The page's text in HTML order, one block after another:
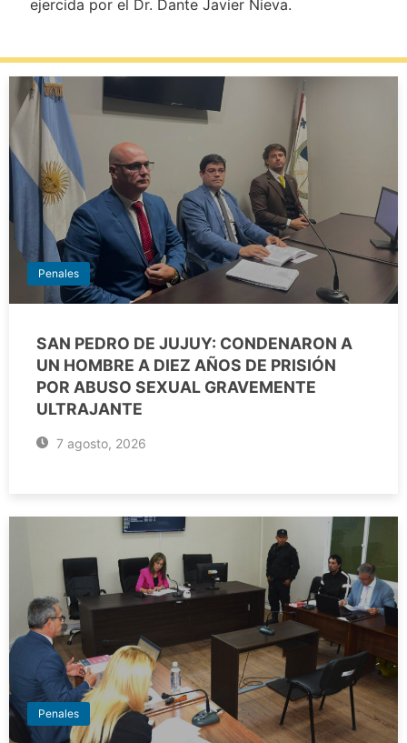
ejercida por el Dr. Dante Javier Nieva.
Penales
SAN PEDRO DE JUJUY: CONDENARON A
UN HOMBRE A DIEZ AÑOS DE PRISIÓN
POR ABUSO SEXUAL GRAVEMENTE
ULTRAJANTE
7 agosto, 2026
Penales